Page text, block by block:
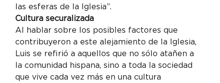
las esferas de la Iglesia”.
Cultura securalizada
Al hablar sobre los posibles factores que
contribuyeron a este alejamiento de la Iglesia,
Luis se refirió a aquellos que no sólo atañen a
la comunidad hispana, sino a toda la sociedad
que vive cada vez más en una cultura